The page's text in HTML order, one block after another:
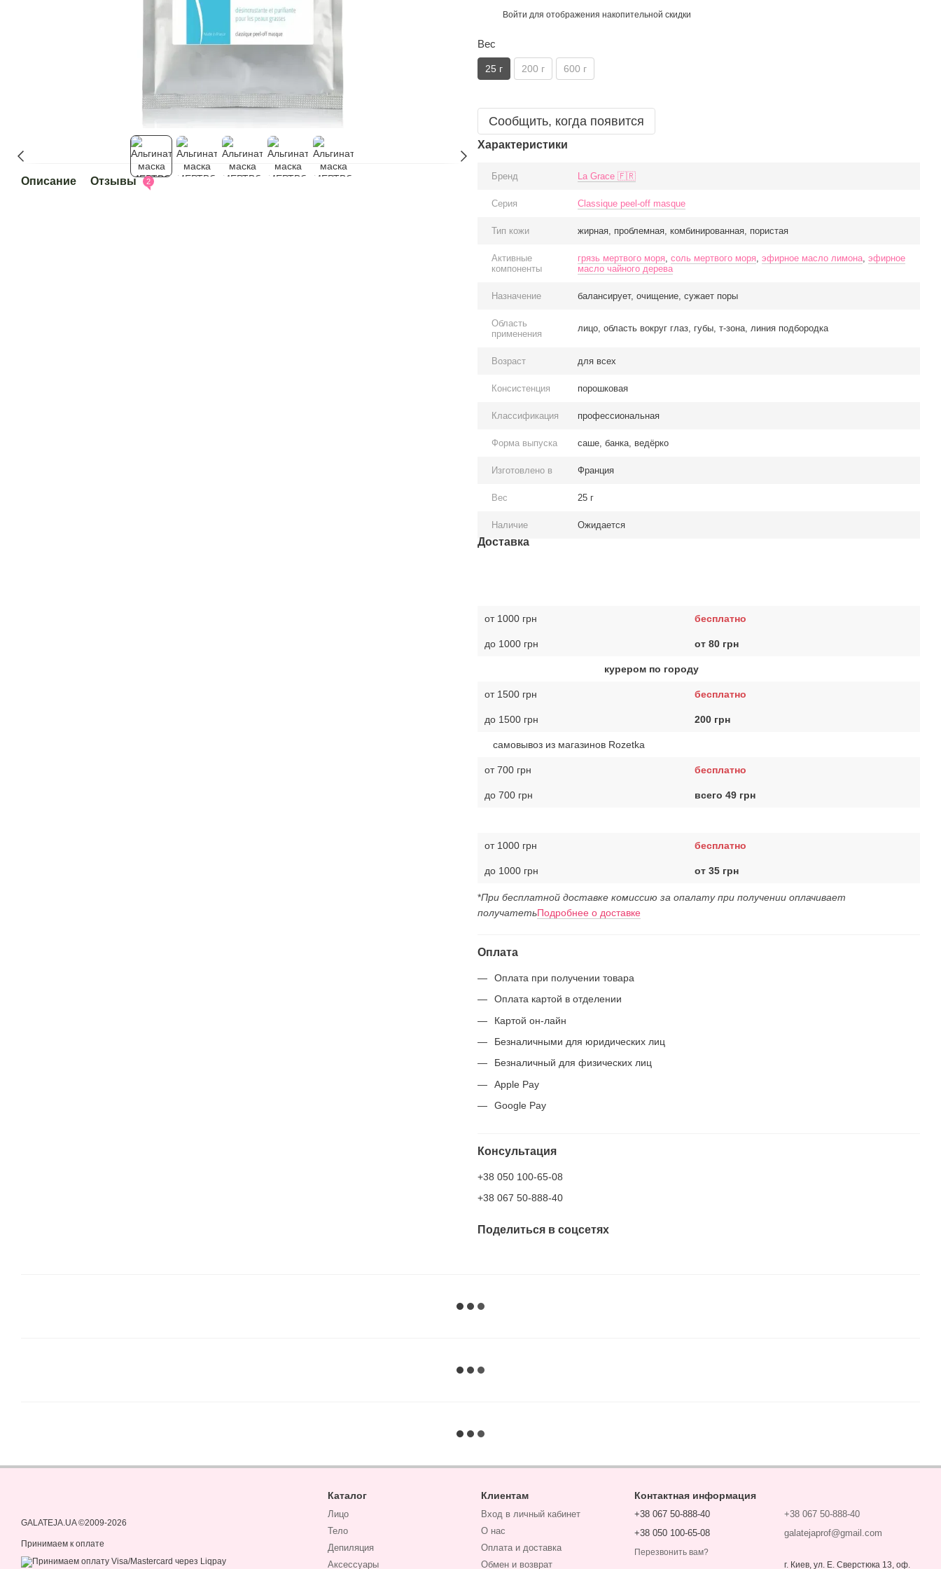
Описание Отзывы 2
Войти для отображения накопительной скидки
Вес
25 г 200 г 600 г
Сообщить, когда появится
Характеристики
Бренд La Grace 🇫🇷
Серия Classique peel-off masque
Тип кожи жирная, проблемная, комбинированная, пористая
Активные
компоненты
грязь мертвого моря, соль мертвого моря, эфирное масло лимона, эфирное
масло чайного дерева
Назначение балансирует, очищение, сужает поры
Область
применения
лицо, область вокруг глаз, губы, т-зона, линия подбородка
Возраст для всех
Консистенция порошковая
Классификация профессиональная
Форма выпуска саше, банка, ведёрко
Изготовлено в Франция
Вес 25 г
Наличие Ожидается
Доставка
от 1000 грн бесплатно
до 1000 грн от 80 грн
курером по городу
от 1500 грн бесплатно
до 1500 грн 200 грн
самовывоз из магазинов Rozetka
от 700 грн бесплатно
до 700 грн всего 49 грн
от 1000 грн бесплатно
до 1000 грн от 35 грн
*При бесплатной доставке комиссию за опалату при получении оплачивает
получатетьПодробнее о доставке
Оплата
Оплата при получении товара
Оплата картой в отделении
Картой он-лайн
Безналичными для юридических лиц
Безналичный для физических лиц
Apple Pay
Google Pay
Консультация
+38 050 100-65-08
+38 067 50-888-40
Поделиться в соцсетях
GALATEJA.UA ©2009-2026
Принимаем к оплате
Каталог
Лицо
Тело
Депиляция
Аксессуары
Клиентам
Вход в личный кабинет
О нас
Оплата и доставка
Обмен и возврат
Контактная информация
+38 067 50-888-40
+38 050 100-65-08
Перезвонить вам?
+38 067 50-888-40
galatejaprof@gmail.com
г. Киев, ул. Е. Сверстюка 13, оф.